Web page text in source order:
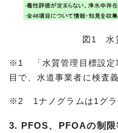
図1 水
※1 「水質管理目標設定
目で、水道事業者に検査
※2 1ナノグラムは1グラ
3. PFOS、PFOAの制限